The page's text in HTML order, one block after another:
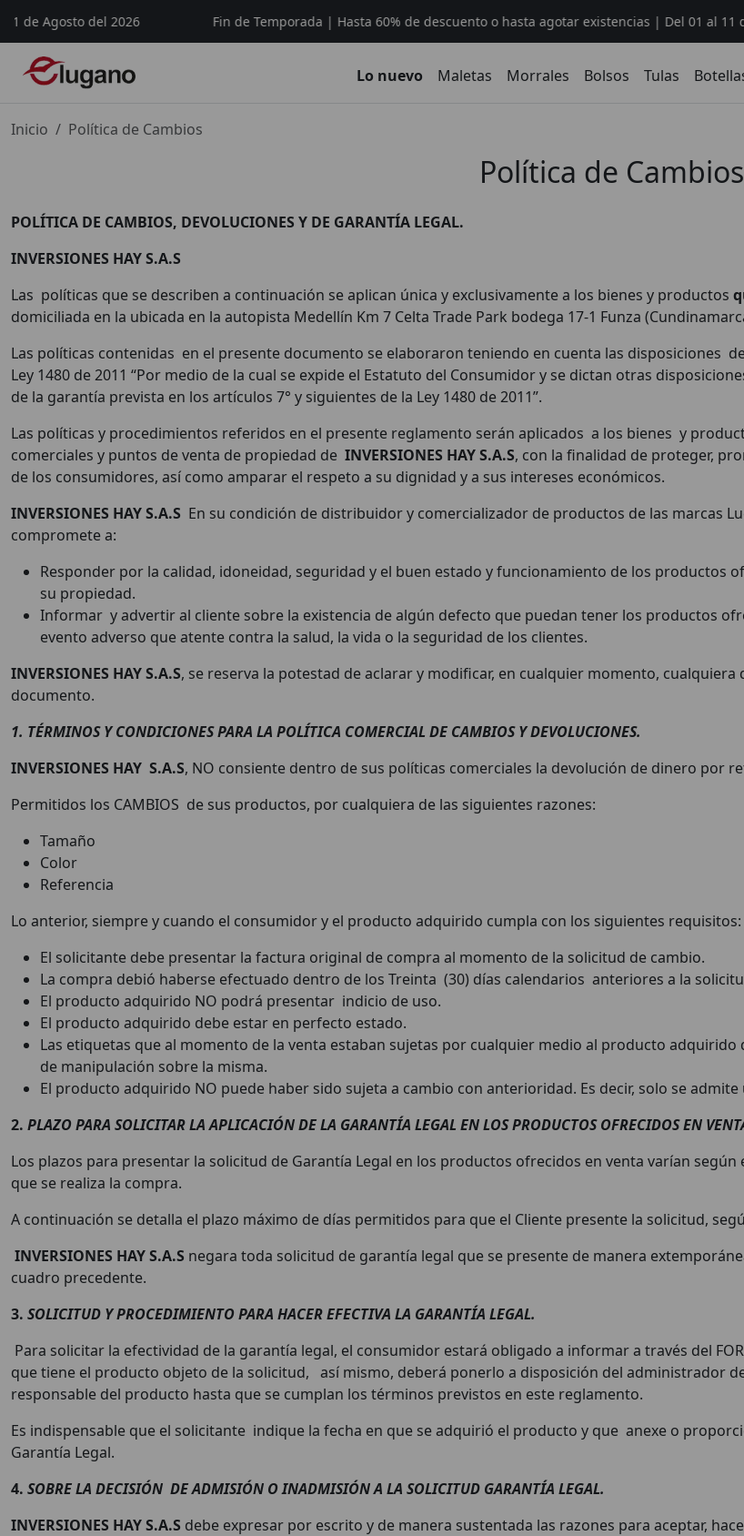
Agosto del 2026 Fin de Temporada | Hasta 60% de descuento o hasta agotar existencias | Del 01 al 11 de
Lo nuevo Maletas Morrales Bolsos Tulas
Inicio Política de Cambios
Política de Cambios
POLÍTICA DE CAMBIOS, DEVOLUCIONES Y DE GARANTÍA LEGAL.
INVERSIONES HAY S.A.S
Las políticas que se describen a continuación se aplican única y exclusivamente a los bienes y productos
domiciliada en la ubicada en la autopista Medellín Km 7 Celta Trade Park bodega 17-1 Funza
Las políticas contenidas en el presente documento se elaboraron teniendo en cuenta las disposiciones
Ley 1480 de 2011 “Por medio de la cual se expide el Estatuto del Consumidor y se dictan otras
de la garantía prevista en los artículos 7° y siguientes de la Ley 1480 de 2011”.
Las políticas y procedimientos referidos en el presente reglamento serán aplicados a los bienes y
comerciales y puntos de venta de propiedad de INVERSIONES HAY S.A.S, con la finalidad de proteger,
de los consumidores, así como amparar el respeto a su dignidad y a sus intereses económicos.
INVERSIONES HAY S.A.S En su condición de distribuidor y comercializador de productos de las marcas
compromete a:
Responder por la calidad, idoneidad, seguridad y el buen estado y funcionamiento de los productos
su propiedad.
Informar y advertir al cliente sobre la existencia de algún defecto que puedan tener los productos
evento adverso que atente contra la salud, la vida o la seguridad de los clientes.
INVERSIONES HAY S.A.S, se reserva la potestad de aclarar y modificar, en cualquier momento,
documento.
1. TÉRMINOS Y CONDICIONES PARA LA POLÍTICA COMERCIAL DE CAMBIOS Y DEVOLUCIONES.
INVERSIONES HAY S.A.S, NO consiente dentro de sus políticas comerciales la devolución de dinero por
Permitidos los CAMBIOS de sus productos, por cualquiera de las siguientes razones:
Tamaño
Color
Referencia
Lo anterior, siempre y cuando el consumidor y el producto adquirido cumpla con los siguientes requisitos:
El solicitante debe presentar la factura original de compra al momento de la solicitud de cambio.
La compra debió haberse efectuado dentro de los Treinta (30) días calendarios anteriores a la
El producto adquirido NO podrá presentar indicio de uso.
El producto adquirido debe estar en perfecto estado.
Las etiquetas que al momento de la venta estaban sujetas por cualquier medio al producto
de manipulación sobre la misma.
El producto adquirido NO puede haber sido sujeta a cambio con anterioridad. Es decir, solo se
2. PLAZO PARA SOLICITAR LA APLICACIÓN DE LA GARANTÍA LEGAL EN LOS PRODUCTOS OFRECIDOS EN
Los plazos para presentar la solicitud de Garantía Legal en los productos ofrecidos en venta varían
que se realiza la compra.
A continuación se detalla el plazo máximo de días permitidos para que el Cliente presente la solicitud,
INVERSIONES HAY S.A.S negara toda solicitud de garantía legal que se presente de manera
cuadro precedente.
3. SOLICITUD Y PROCEDIMIENTO PARA HACER EFECTIVA LA GARANTÍA LEGAL.
Para solicitar la efectividad de la garantía legal, el consumidor estará obligado a informar a través del
que tiene el producto objeto de la solicitud, así mismo, deberá ponerlo a disposición del administrador
responsable del producto hasta que se cumplan los términos previstos en este reglamento.
Es indispensable que el solicitante indique la fecha en que se adquirió el producto y que anexe o
Garantía Legal.
4. SOBRE LA DECISIÓN DE ADMISIÓN O INADMISIÓN A LA SOLICITUD GARANTÍA LEGAL.
INVERSIONES HAY S.A.S debe expresar por escrito y de manera sustentada las razones para aceptar,